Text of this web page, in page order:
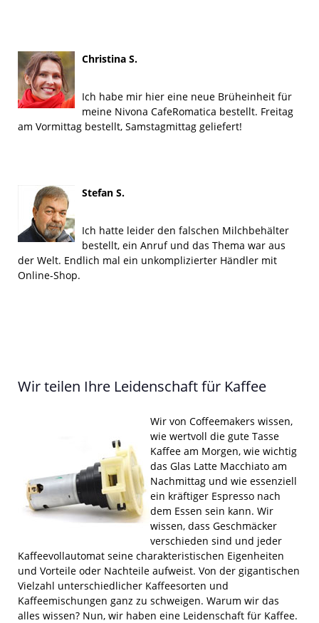
Christina S.
Ich habe mir hier eine neue Brüheinheit für
meine Nivona CafeRomatica bestellt. Freitag
am Vormittag bestellt, Samstagmittag geliefert!
Stefan S.
Ich hatte leider den falschen Milchbehälter
bestellt, ein Anruf und das Thema war aus
der Welt. Endlich mal ein unkomplizierter Händler mit
Online-Shop.
Wir teilen Ihre Leidenschaft für Kaffee
Wir von Coffeemakers wissen,
wie wertvoll die gute Tasse
Kaffee am Morgen, wie wichtig
das Glas Latte Macchiato am
Nachmittag und wie essenziell
ein kräftiger Espresso nach
dem Essen sein kann. Wir
wissen, dass Geschmäcker
verschieden sind und jeder
Kaffeevollautomat seine charakteristischen Eigenheiten
und Vorteile oder Nachteile aufweist. Von der gigantischen
Vielzahl unterschiedlicher Kaffeesorten und
Kaffeemischungen ganz zu schweigen. Warum wir das
alles wissen? Nun, wir haben eine Leidenschaft für Kaffee.